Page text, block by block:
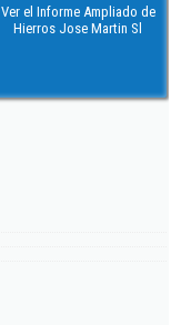
Ver el Informe Ampliado de
Hierros Jose Martin Sl